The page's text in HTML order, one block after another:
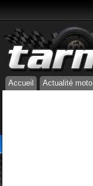
Accueil Actualité moto